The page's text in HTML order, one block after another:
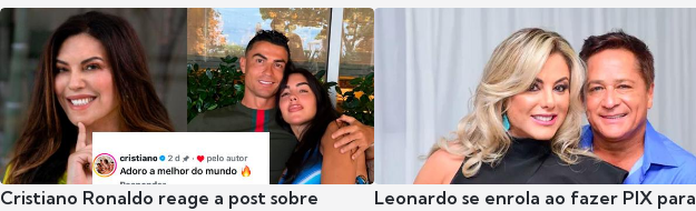
Cristiano Ronaldo reage a post sobre
Leonardo se enrola ao fazer PIX para